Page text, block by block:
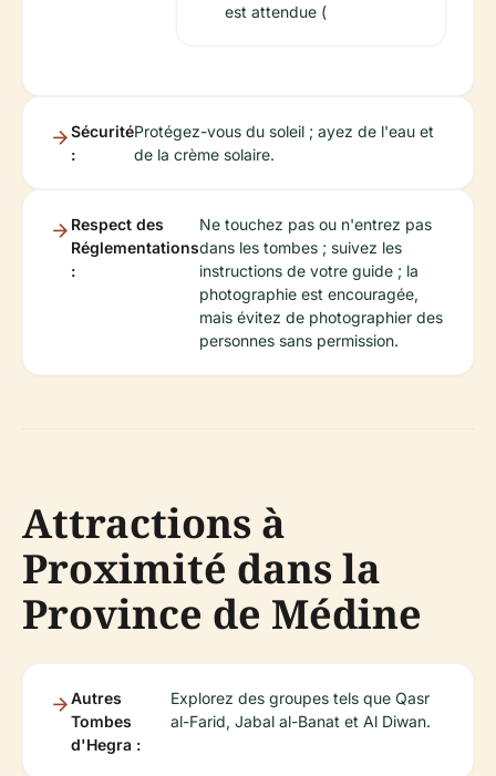
est attendue (
Sécurité
:
Protégez-vous du soleil ; ayez de l'eau et
de la crème solaire.
Respect des
Réglementations
:
Ne touchez pas ou n'entrez pas
dans les tombes ; suivez les
instructions de votre guide ; la
photographie est encouragée,
mais évitez de photographier des
personnes sans permission.
Attractions à
Proximité dans la
Province de Médine
Autres
Tombes
d'Hegra :
Explorez des groupes tels que Qasr
al-Farid, Jabal al-Banat et Al Diwan.